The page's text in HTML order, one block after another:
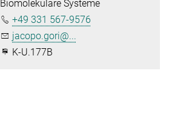
Biomolekulare Systeme
+49 331 567-9576
jacopo.gori@...
K-U.177B